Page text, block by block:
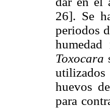
26]. Se
periodos
Toxocara
huevos de
para